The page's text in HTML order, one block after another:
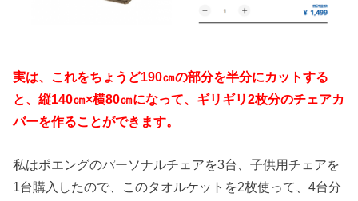
実は、これをちょうど190㎝の部分を半分にカットする
と、縦140㎝×横80㎝になって、ギリギリ2枚分のチェアカ
バーを作ることができます。
私はポエングのパーソナルチェアを3台、子供用チェアを
1台購入したので、このタオルケットを2枚使って、4台分